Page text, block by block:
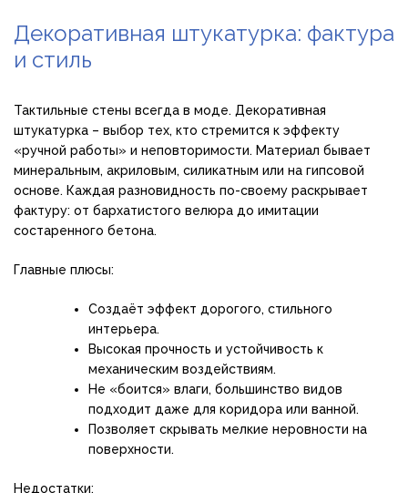
Декоративная штукатурка: фактура
и стиль
Тактильные стены всегда в моде. Декоративная
штукатурка – выбор тех, кто стремится к эффекту
«ручной работы» и неповторимости. Материал бывает
минеральным, акриловым, силикатным или на гипсовой
основе. Каждая разновидность по-своему раскрывает
фактуру: от бархатистого велюра до имитации
состаренного бетона.
Главные плюсы:
Создаёт эффект дорогого, стильного
интерьера.
Высокая прочность и устойчивость к
механическим воздействиям.
Не «боится» влаги, большинство видов
подходит даже для коридора или ванной.
Позволяет скрывать мелкие неровности на
поверхности.
Недостатки: